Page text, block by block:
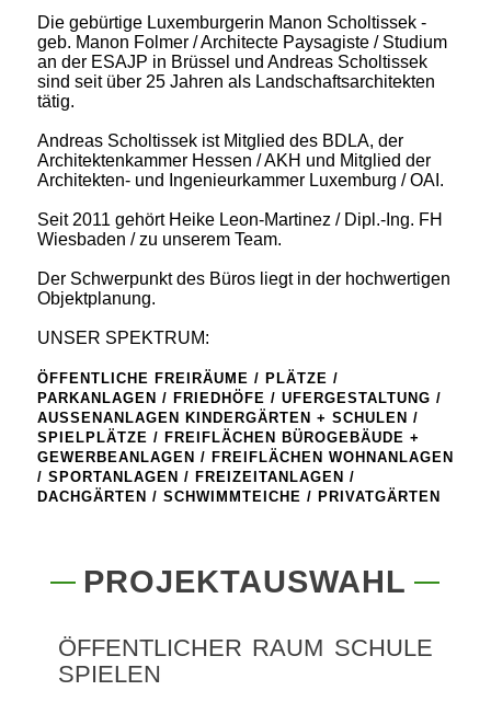
Die gebürtige Luxemburgerin Manon Scholtissek -
geb. Manon Folmer / Architecte Paysagiste / Studium
an der ESAJP in Brüssel und Andreas Scholtissek
sind seit über 25 Jahren als Landschaftsarchitekten
tätig.
Andreas Scholtissek ist Mitglied des BDLA, der
Architektenkammer Hessen / AKH und Mitglied der
Architekten- und Ingenieurkammer Luxemburg / OAI.
Seit 2011 gehört Heike Leon-Martinez / Dipl.-Ing. FH
Wiesbaden / zu unserem Team.
Der Schwerpunkt des Büros liegt in der hochwertigen
Objektplanung.
UNSER SPEKTRUM:
ÖFFENTLICHE FREIRÄUME / PLÄTZE /
PARKANLAGEN / FRIEDHÖFE / UFERGESTALTUNG /
AUSSENANLAGEN KINDERGÄRTEN + SCHULEN /
SPIELPLÄTZE / FREIFLÄCHEN BÜROGEBÄUDE +
GEWERBEANLAGEN / FREIFLÄCHEN WOHNANLAGEN
/ SPORTANLAGEN / FREIZEITANLAGEN /
DACHGÄRTEN / SCHWIMMTEICHE / PRIVATGÄRTEN
PROJEKTAUSWAHL
ÖFFENTLICHER RAUM SCHULE
SPIELEN